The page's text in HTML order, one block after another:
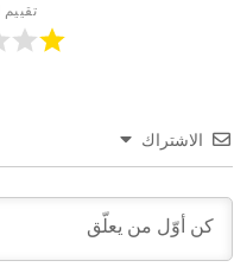
تقييم
الاشتراك